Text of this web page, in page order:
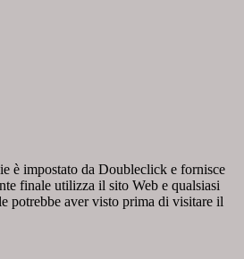
è impostato da Doubleclick e fornisce
finale utilizza il sito Web e qualsiasi
potrebbe aver visto prima di visitare il